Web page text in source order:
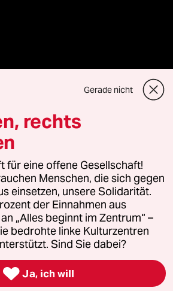
Vertriebs GmbH
rechtlichen Fragen oder für Genehmigungen
lizenzen@taz.de
Kommune-Richtlinien
Datenschutz Impressum AGB
widerrufen (Ads)
Gerade nicht
rechts
für eine offene Gesellschaft!
Menschen, die sich gegen
einsetzen, unsere Solidarität.
der Einnahmen aus
„Alles beginnt im Zentrum“ –
bedrohte linke Kulturzentren
Sind Sie dabei?
 Ja, ich will